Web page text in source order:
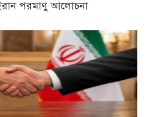
ইরান পরমাণু আলোচনা